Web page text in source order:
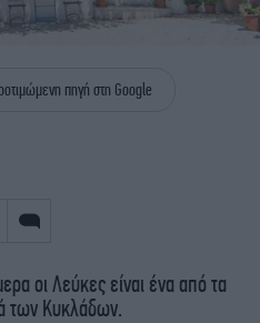
iAUTOKINITO
ΖΩΔΙΑ
πηγή στη Google
οι Λεύκες είναι ένα από τα
των Κυκλάδων.